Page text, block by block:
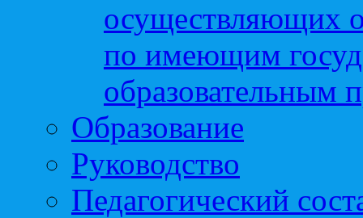
осуществляющих
по имеющим
образовательным
Образование
Руководство
Педагогический